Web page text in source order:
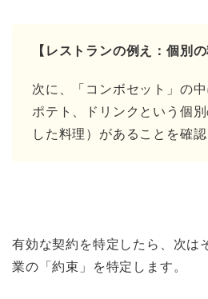
【レストランの例え：個別
次に、「コンボセット」の中
ポテト、ドリンクという個
した料理）があることを確認
有効な契約を特定したら、次は
業の「約束」を特定します。